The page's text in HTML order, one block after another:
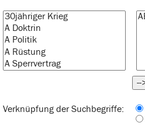
Verknüpfung der Suchbegriffe: